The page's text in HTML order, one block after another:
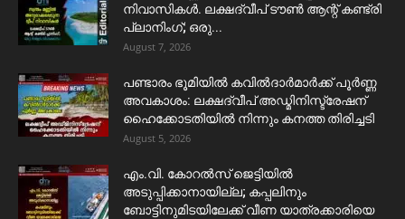
നിവാസികൾ. ലക്ഷദ്വീപ് ടൗൺ ആന്റ് കണ്ട്രി
പ്ലാനിംഗ്; ഒരു...
August 7, 2026
പണ്ടാരം ഭൂമിയിൽ കവിൽദാർമാർക്ക് പൂർണ്ണ
അവകാശം: ലക്ഷദ്വീപ് അഡ്മിനിസ്ട്രേഷന്
ഹൈക്കോടതിയിൽ നിന്നും കനത്ത തിരിച്ചടി
August 5, 2026
​എം.വി. കോറൽസ് ജെട്ടിയിൽ
അടുപ്പിക്കാനായില്ല; കപ്പലിനും
ബോട്ടിനുമിടയിലേക്ക് വീണ യാത്രക്കാരിയെ